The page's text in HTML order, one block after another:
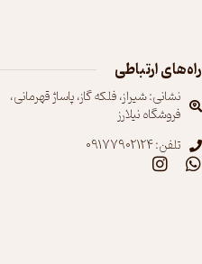
راه‌های ارتباطی
نشانی: شیراز، فلکه گاز، پاساژ قهرمانی،
فروشگاه نیلارز
تلفن: 09177902124